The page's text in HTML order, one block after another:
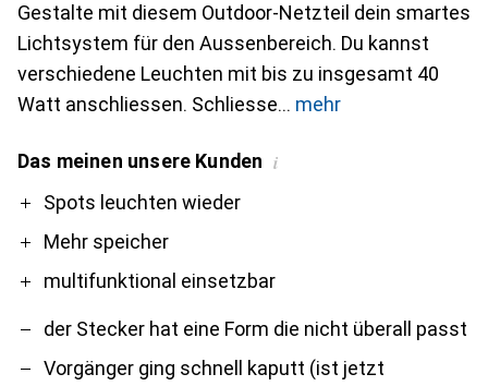
Gestalte mit diesem Outdoor-Netzteil dein smartes
Lichtsystem für den Aussenbereich. Du kannst
verschiedene Leuchten mit bis zu insgesamt 40
Watt anschliessen. Schliesse
mehr
Das meinen unsere Kunden i
ProSpots leuchten wieder
Mehr speicher
multifunktional einsetzbar
Contra
der Stecker hat eine Form die nicht überall passt
Vorgänger ging schnell kaputt (ist jetzt